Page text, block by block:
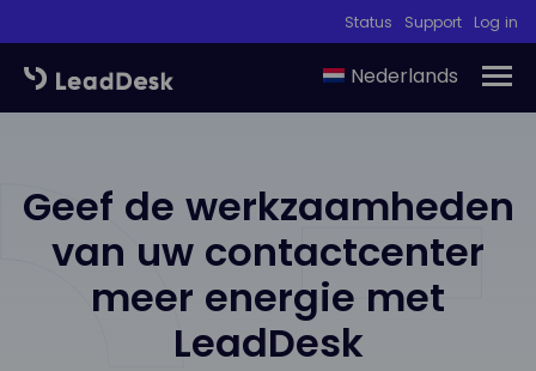
Status Support Log in
Nederlands
Geef de werkzaamheden
van uw contactcenter
meer energie met
LeadDesk